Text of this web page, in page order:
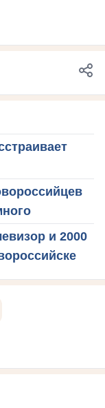
и 2000